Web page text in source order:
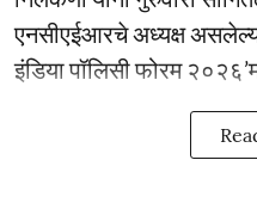
एनसीएईआरचे अध्यक्ष
इंडिया पॉलिसी फोरम